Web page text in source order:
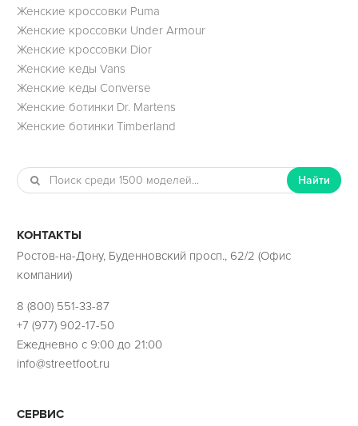
Женские кроссовки Puma
Женские кроссовки Under Armour
Женские кроссовки Dior
Женские кеды Vans
Женские кеды Converse
Женские ботинки Dr. Martens
Женские ботинки Timberland
Найти
КОНТАКТЫ
Ростов-на-Дону, Буденновский просп., 62/2 (Офис
компании)
8 (800) 551-33-87
+7 (977) 902-17-50
Ежедневно с 9:00 до 21:00
info@streetfoot.ru
СЕРВИС